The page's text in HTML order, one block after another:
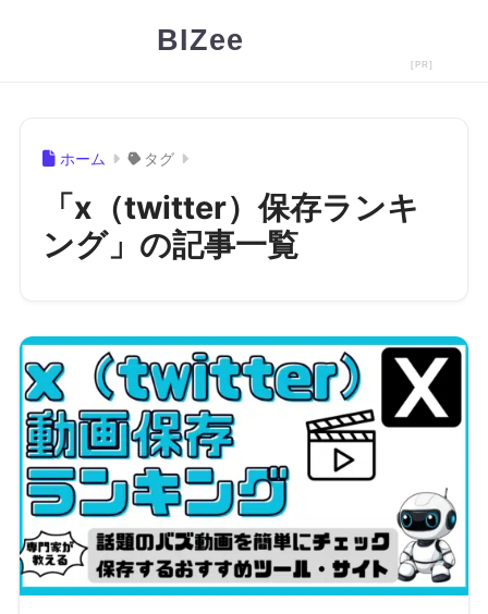
BIZee
ホーム タグ
「x（twitter）保存ランキ
ング」の記事一覧